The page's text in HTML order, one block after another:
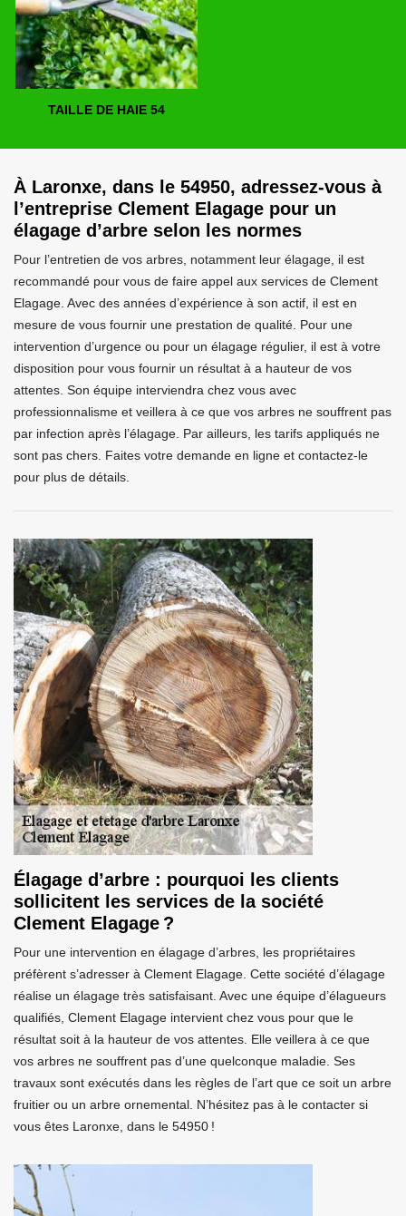
TAILLE DE HAIE 54
À Laronxe, dans le 54950, adressez-vous à
l’entreprise Clement Elagage pour un
élagage d’arbre selon les normes
Pour l’entretien de vos arbres, notamment leur élagage, il est
recommandé pour vous de faire appel aux services de Clement
Elagage. Avec des années d’expérience à son actif, il est en
mesure de vous fournir une prestation de qualité. Pour une
intervention d’urgence ou pour un élagage régulier, il est à votre
disposition pour vous fournir un résultat à a hauteur de vos
attentes. Son équipe interviendra chez vous avec
professionnalisme et veillera à ce que vos arbres ne souffrent pas
par infection après l’élagage. Par ailleurs, les tarifs appliqués ne
sont pas chers. Faites votre demande en ligne et contactez-le
pour plus de détails.
Élagage d’arbre : pourquoi les clients
sollicitent les services de la société
Clement Elagage ?
Pour une intervention en élagage d’arbres, les propriétaires
préfèrent s’adresser à Clement Elagage. Cette société d’élagage
réalise un élagage très satisfaisant. Avec une équipe d’élagueurs
qualifiés, Clement Elagage intervient chez vous pour que le
résultat soit à la hauteur de vos attentes. Elle veillera à ce que
vos arbres ne souffrent pas d’une quelconque maladie. Ses
travaux sont exécutés dans les règles de l’art que ce soit un arbre
fruitier ou un arbre ornemental. N’hésitez pas à le contacter si
vous êtes Laronxe, dans le 54950 !